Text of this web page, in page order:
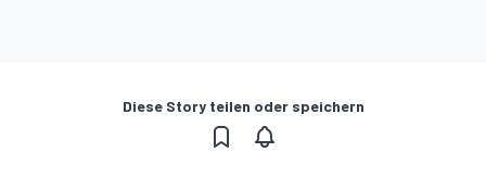
Diese Story teilen oder speichern